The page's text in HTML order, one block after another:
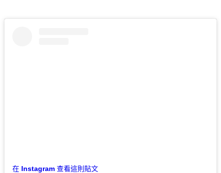
在 Instagram 查看這則貼文